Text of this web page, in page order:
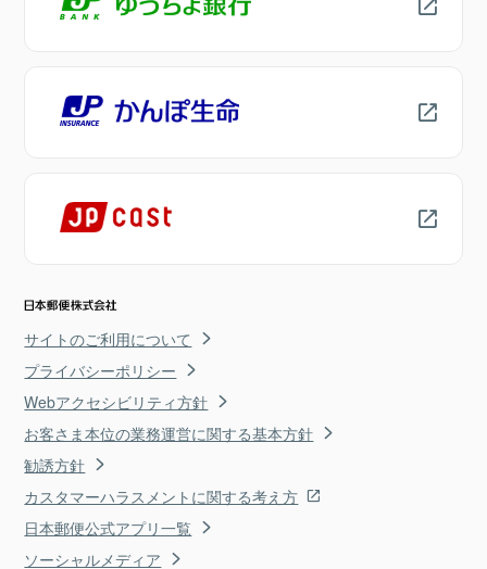
サイトのご利用について
プライバシーポリシー
Webアクセシビリティ方針
お客さま本位の業務運営に関する基本方針
勧誘方針
カスタマーハラスメントに関する考え方
日本郵便公式アプリ一覧
ソーシャルメディア